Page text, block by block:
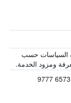
السياسات حسب
ومزود الخدمة.